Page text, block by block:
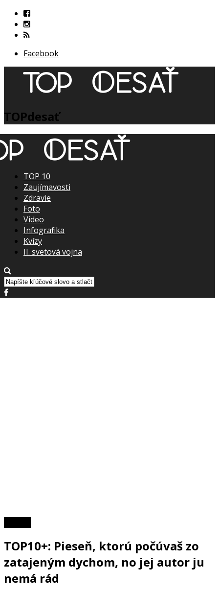
Facebook
TOPdesať
TOP 10
Zaujímavosti
Zdravie
Foto
Video
Infografika
Kvízy
II. svetová vojna
TOP10+: Pieseň, ktorú počúvaš zo
zatajeným dychom, no jej autor ju
nemá rád